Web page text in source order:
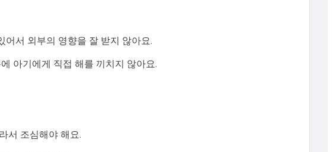
서 외부의 영향을 잘 받지 않아요.
아기에게 직접 해를 끼치지 않아요.
서 조심해야 해요.